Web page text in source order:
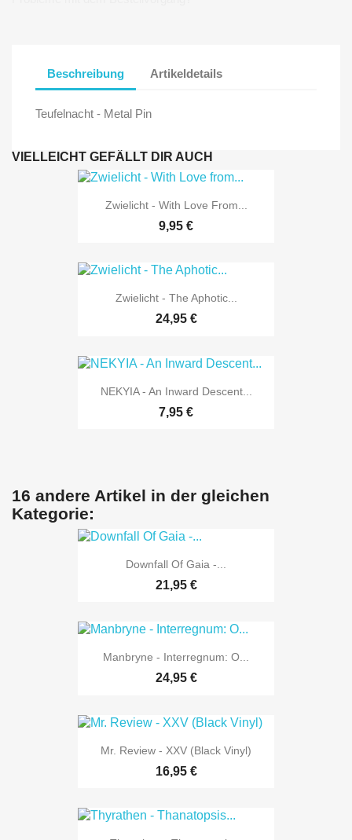
Beschreibung Artikeldetails
Teufelnacht - Metal Pin
VIELLEICHT GEFÄLLT DIR AUCH
Zwielicht - With Love From...
9,95 €
Zwielicht - The Aphotic...
24,95 €
NEKYIA - An Inward Descent...
7,95 €
16 andere Artikel in der gleichen
Kategorie:
Downfall Of Gaia -...
21,95 €
Manbryne - Interregnum: O...
24,95 €
Mr. Review - XXV (Black Vinyl)
16,95 €